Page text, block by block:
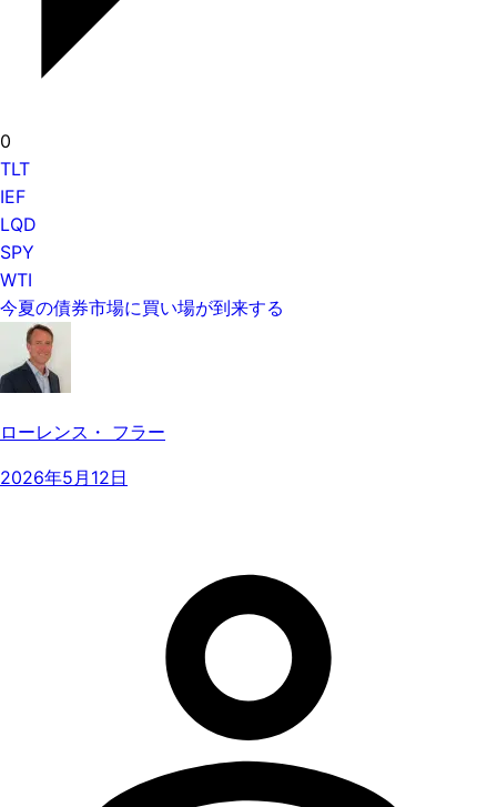
0
TLT
IEF
LQD
SPY
WTI
今夏の債券市場に買い場が到来する
ローレンス・ フラー
2026年5月12日